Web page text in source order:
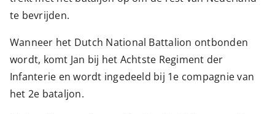
te bevrijden.
Wanneer het Dutch National Battalion ontbonden
wordt, komt Jan bij het Achtste Regiment der
Infanterie en wordt ingedeeld bij 1e compagnie van
het 2e bataljon.